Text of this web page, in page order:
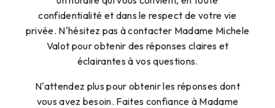
confidentialité et dans le respect de votre vie
privée. N'hésitez pas à contacter Madame Michele
Valot pour obtenir des réponses claires et
éclairantes à vos questions.
N'attendez plus pour obtenir les réponses dont
vous avez besoin. Faites confiance à Madame